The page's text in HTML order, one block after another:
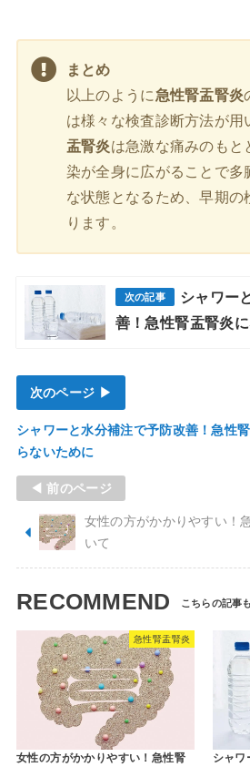
まとめ
以上のように急性腎盂腎炎
は様々な検査診断方法が用
盂腎炎は急激な痛みのも
染が全身に広がることで多
な状態となるため、早期の
ります。
シャワー
善！急性腎盂腎炎
次のページ ▶
シャワーと水分補注で予防改善！急性
らないために
◀ 前のページ
女性の方がかかりやすい！
いて
RECOMMEND
急性腎盂腎炎
女性の方がかかりやすい！急性腎
シャワ